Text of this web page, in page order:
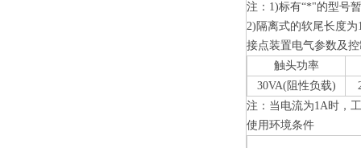
注：1)标有“*"的型号
2)隔离式的软尾长度
接点装置电气参数及
触头功率
30VA(阻性负载)
注：当电流为1A时，
使用环境条件